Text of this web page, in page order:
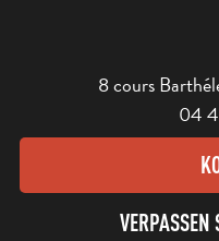
8 cours
04
VERPASSEN